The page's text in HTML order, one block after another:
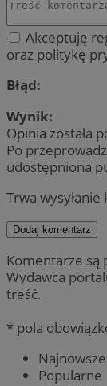
Akceptuję
oraz politykę
Błąd:
Wynik:
Opinia została
Po
udostępniona
Trwa
Dodaj komentarz
Komentarze
Wydawca
treść.
* pola
Najnowsze
Popularne